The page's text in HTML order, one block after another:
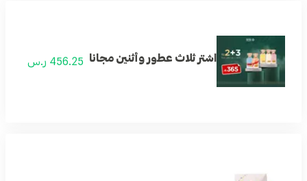
اشتر ثلاث عطور وأثنين مجانا 456.25 ر.س